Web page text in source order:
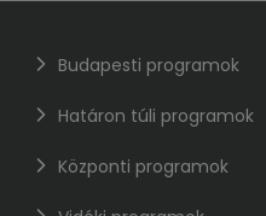
Budapesti programok
Határon túli programok
Központi programok